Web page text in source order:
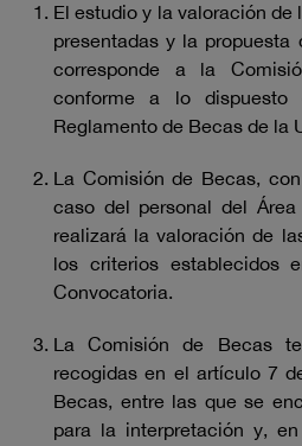
El estudio y la valoración
presentadas y la
corresponde a la
conforme a lo
Reglamento de Becas de la
La Comisión de Becas,
caso del personal del
realizará la valoración de
los criterios establecidos
Convocatoria.
La Comisión de Becas
recogidas en el artículo 7
Becas, entre las que se
para la interpretación y,